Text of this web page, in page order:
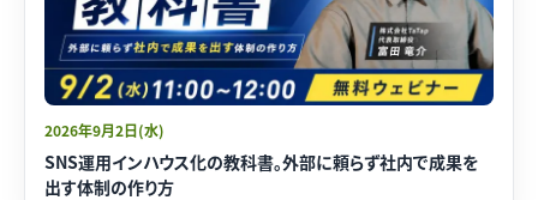
2026年9月2日(水)
SNS運用インハウス化の教科書。外部に頼らず社内で成果を
出す体制の作り方